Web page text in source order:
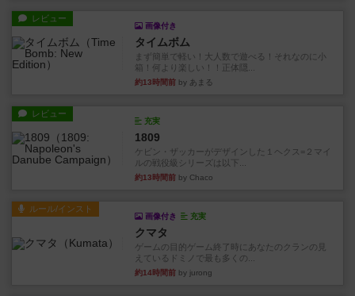
レビュー
画像付き
タイムボム
まず簡単で軽い！大人数で遊べる！それなのに小
箱！何より楽しい！！正体隠...
約13時間前 by あまる
レビュー
充実
1809
ケビン・ザッカーがデザインした１ヘクス=２マイ
ルの戦役級シリーズは以下...
約13時間前 by Chaco
ルール/インスト
画像付き 充実
クマタ
ゲームの目的ゲーム終了時にあなたのクランの見
えているドミノで最も多くの...
約14時間前 by jurong